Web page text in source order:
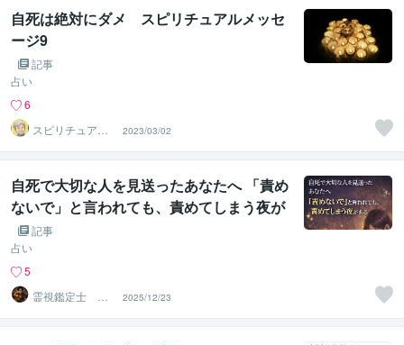
自死は絶対にダメ スピリチュアルメッセ
ージ9
記事
占い
6
スピリチュアル
カウンセラー
神山 純
2023/03/02
自死で大切な人を見送ったあなたへ 「責め
ないで」と言われても、責めてしまう夜が
ある記事
占い
5
霊視鑑定士 昴
流PRO ※ブログ
更新中
2025/12/23